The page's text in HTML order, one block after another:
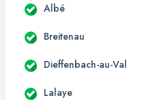
Albé
Breitenau
Dieffenbach-au-Val
Lalaye